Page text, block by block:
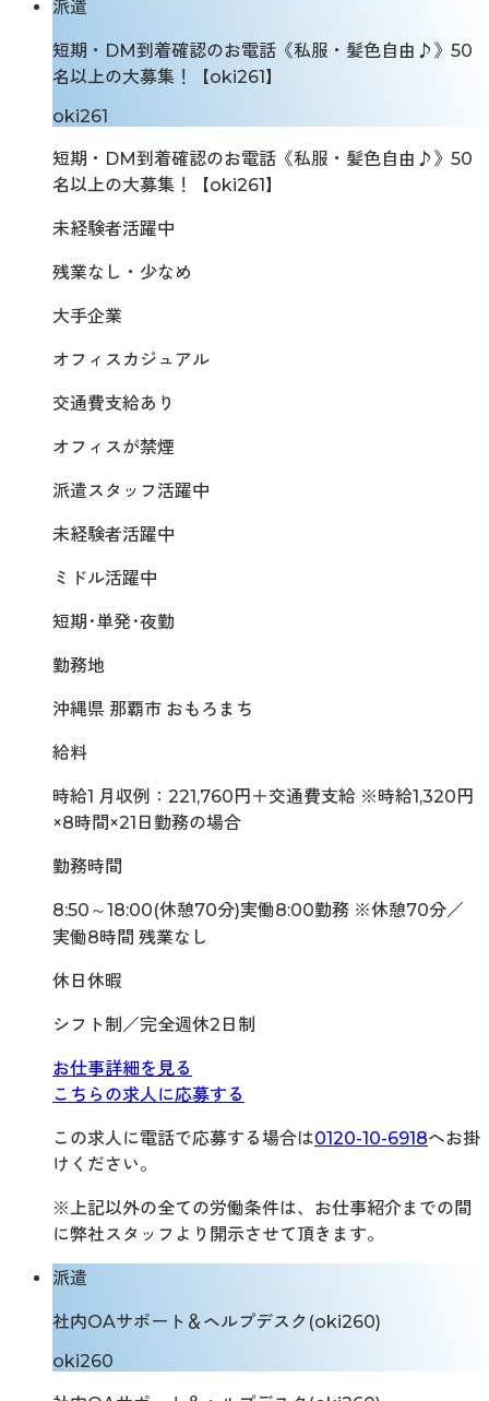
派遣
短期・DM到着確認のお電話《私服・髪色自由♪》50
名以上の大募集！【oki261】
oki261
短期・DM到着確認のお電話《私服・髪色自由♪》50
名以上の大募集！【oki261】
未経験者活躍中
残業なし・少なめ
大手企業
オフィスカジュアル
交通費支給あり
オフィスが禁煙
派遣スタッフ活躍中
未経験者活躍中
ミドル活躍中
短期･単発･夜勤
勤務地
沖縄県 那覇市 おもろまち
給料
時給1 月収例：221,760円＋交通費支給 ※時給1,320円
×8時間×21日勤務の場合
勤務時間
8:50～18:00(休憩70分)実働8:00勤務 ※休憩70分／
実働8時間 残業なし
休日休暇
シフト制／完全週休2日制
お仕事詳細を見る
こちらの求人に応募する
この求人に電話で応募する場合は0120-10-6918へお掛
けください。
※上記以外の全ての労働条件は、お仕事紹介までの間
に弊社スタッフより開示させて頂きます。
派遣
社内OAサポート＆ヘルプデスク(oki260)
oki260